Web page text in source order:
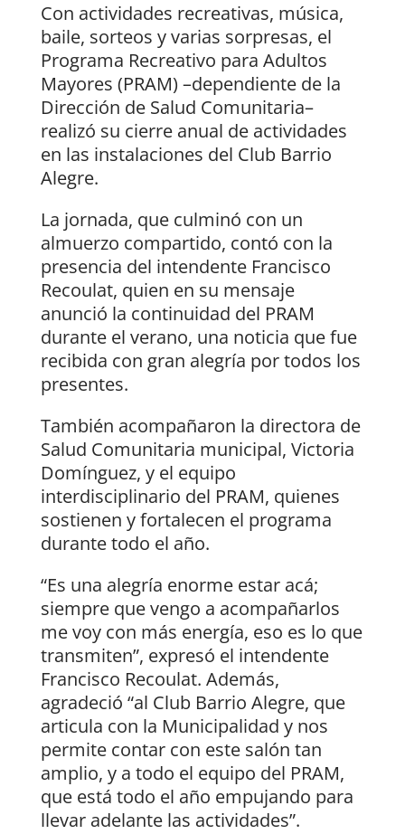
Con actividades recreativas, música,
baile, sorteos y varias sorpresas, el
Programa Recreativo para Adultos
Mayores (PRAM) –dependiente de la
Dirección de Salud Comunitaria–
realizó su cierre anual de actividades
en las instalaciones del Club Barrio
Alegre.
La jornada, que culminó con un
almuerzo compartido, contó con la
presencia del intendente Francisco
Recoulat, quien en su mensaje
anunció la continuidad del PRAM
durante el verano, una noticia que fue
recibida con gran alegría por todos los
presentes.
También acompañaron la directora de
Salud Comunitaria municipal, Victoria
Domínguez, y el equipo
interdisciplinario del PRAM, quienes
sostienen y fortalecen el programa
durante todo el año.
“Es una alegría enorme estar acá;
siempre que vengo a acompañarlos
me voy con más energía, eso es lo que
transmiten”, expresó el intendente
Francisco Recoulat. Además,
agradeció “al Club Barrio Alegre, que
articula con la Municipalidad y nos
permite contar con este salón tan
amplio, y a todo el equipo del PRAM,
que está todo el año empujando para
llevar adelante las actividades”.